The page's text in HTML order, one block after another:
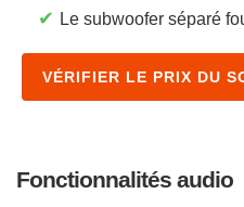
✔ Le subwoofer séparé
VÉRIFIER LE PRIX DU
Fonctionnalités audio